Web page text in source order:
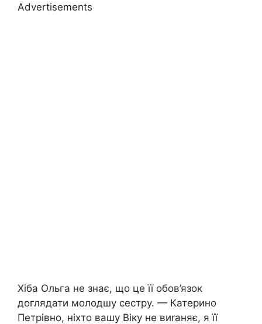
Advertisements
Хіба Ольга не знає, що це її обов’язок
доглядати молодшу сестру. — Катерино
Петрівно, ніхто вашу Віку не виrаняє, я її